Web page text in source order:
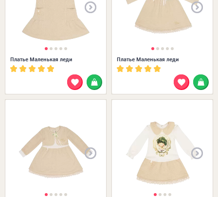
Платье Маленькая леди Платье Маленькая леди